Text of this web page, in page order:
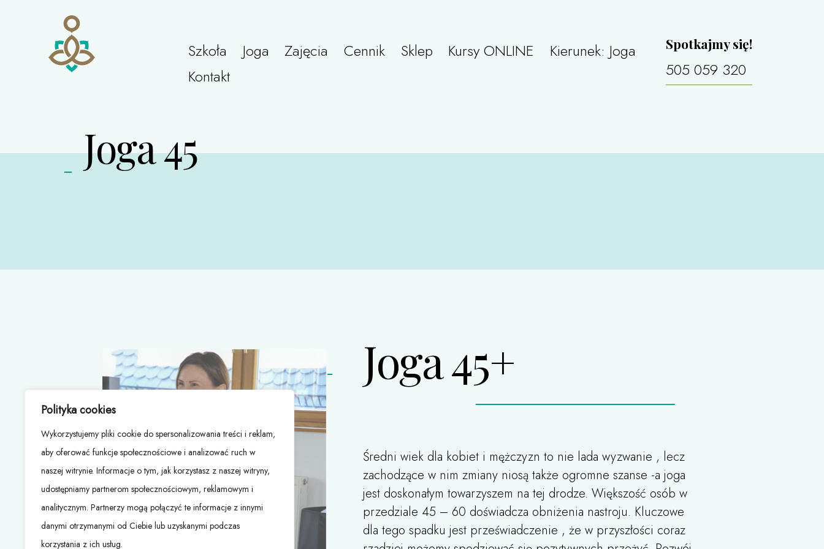
Polityka cookies
Wykorzystujemy pliki cookie do spersonalizowania treści i reklam,
aby oferować funkcje społecznościowe i analizować ruch w
naszej witrynie. Informacje o tym, jak korzystasz z naszej witryny,
udostępniamy partnerom społecznościowym, reklamowym i
analitycznym. Partnerzy mogą połączyć te informacje z innymi
danymi otrzymanymi od Ciebie lub uzyskanymi podczas
korzystania z ich usług.
Szkoła Joga Zajęcia Cennik Sklep Kursy ONLINE
Kierunek: Joga
Kontakt
Spotkajmy się!
505 059 320
Joga 45
Joga 45+
Średni wiek dla kobiet i mężczyzn to nie lada wyzwanie , lecz
zachodzące w nim zmiany niosą także ogromne szanse -a joga
jest doskonałym towarzyszem na tej drodze. Większość osób w
przedziale 45 – 60 doświadcza obniżenia nastroju. Kluczowe
dla tego spadku jest przeświadczenie , że w przyszłości coraz